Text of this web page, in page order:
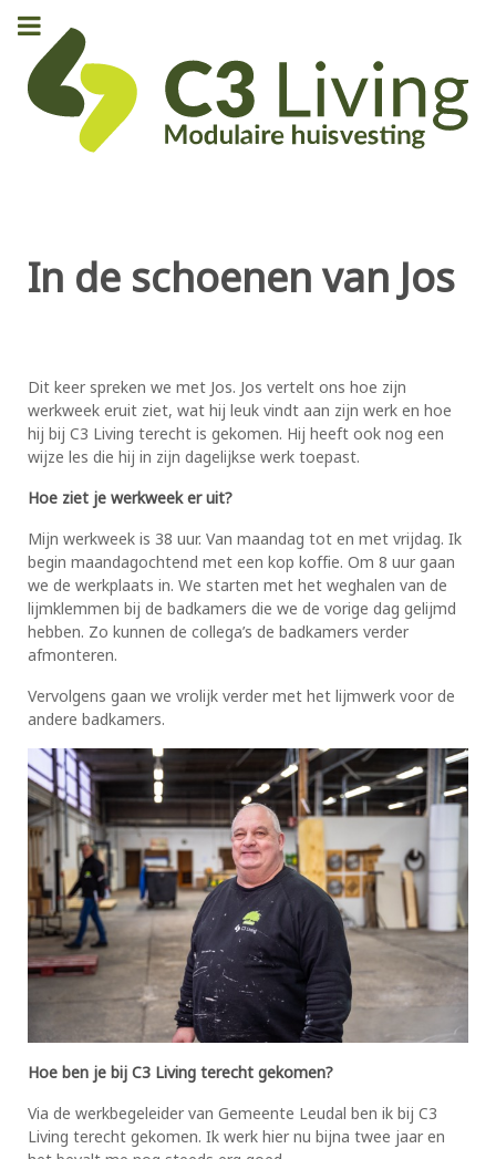
In de schoenen van Jos
Dit keer spreken we met Jos. Jos vertelt ons hoe zijn
werkweek eruit ziet, wat hij leuk vindt aan zijn werk en hoe
hij bij C3 Living terecht is gekomen. Hij heeft ook nog een
wijze les die hij in zijn dagelijkse werk toepast.
Hoe ziet je werkweek er uit?
Mijn werkweek is 38 uur. Van maandag tot en met vrijdag. Ik
begin maandagochtend met een kop koffie. Om 8 uur gaan
we de werkplaats in. We starten met het weghalen van de
lijmklemmen bij de badkamers die we de vorige dag gelijmd
hebben. Zo kunnen de collega’s de badkamers verder
afmonteren.
Vervolgens gaan we vrolijk verder met het lijmwerk voor de
andere badkamers.
Hoe ben je bij C3 Living terecht gekomen?
Via de werkbegeleider van Gemeente Leudal ben ik bij C3
Living terecht gekomen. Ik werk hier nu bijna twee jaar en